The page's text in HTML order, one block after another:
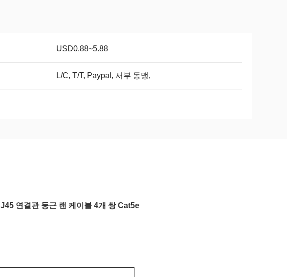
USD0.88~5.88
L/C, T/T, Paypal, 서부 동맹,
연결관 둥근 랜 케이블 4개 쌍 Cat5e